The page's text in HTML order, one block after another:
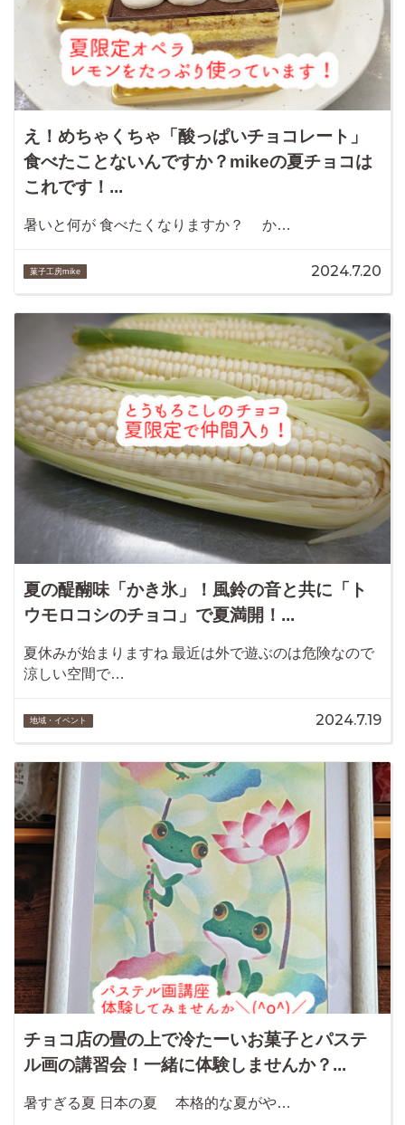
え！めちゃくちゃ「酸っぱいチョコレート」
食べたことないんですか？mikeの夏チョコは
これです！...
暑いと何が 食べたくなりますか？ か…
菓子工房mike 2024.7.20
夏の醍醐味「かき氷」！風鈴の音と共に「ト
ウモロコシのチョコ」で夏満開！...
夏休みが始まりますね 最近は外で遊ぶのは危険なので
涼しい空間で…
地域・イベント 2024.7.19
チョコ店の畳の上で冷たーいお菓子とパステ
ル画の講習会！一緒に体験しませんか？...
暑すぎる夏 日本の夏 本格的な夏がや…